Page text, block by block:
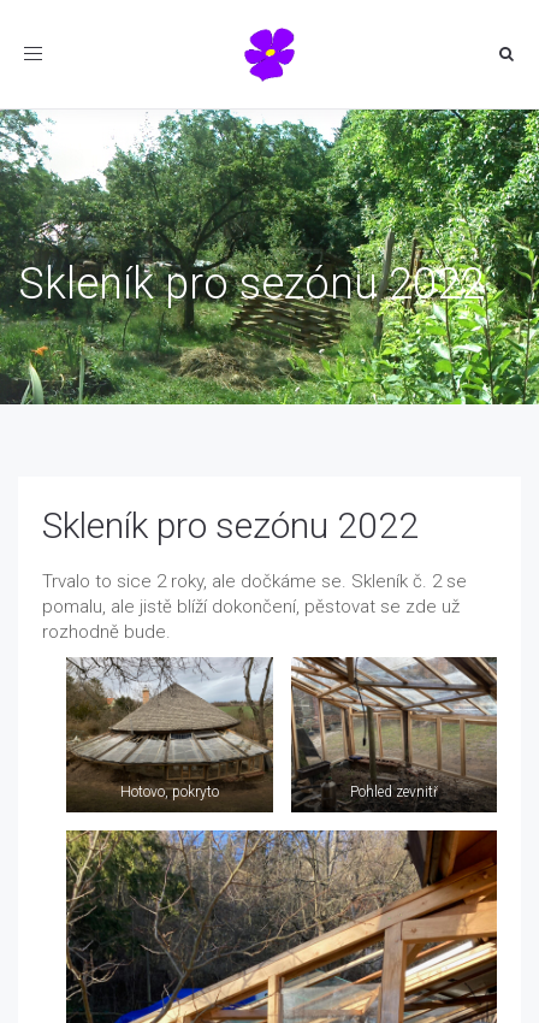
Toggle
Skleník pro sezónu 2022
Skleník pro sezónu 2022
Trvalo to sice 2 roky, ale dočkáme se. Skleník č. 2 se
pomalu, ale jistě blíží dokončení, pěstovat se zde už
rozhodně bude.
Hotovo, pokryto Pohled zevnitř